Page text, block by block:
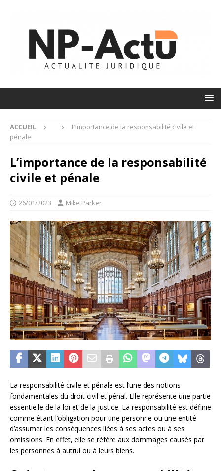
ACCUEIL
L’importance de la responsabilité civile et
pénale
L’importance de la responsabilité
civile et pénale
26/01/2023 Mike Parker
La responsabilité civile et pénale est l’une des notions
fondamentales du droit civil et pénal. Elle représente une partie
essentielle de la loi et de la justice. La responsabilité est définie
comme étant l’obligation pour une personne ou une entité
d’assumer les conséquences liées à ses actes ou à ses
omissions. En effet, elle se réfère aux dommages causés par
les personnes à autrui ou à leurs biens.